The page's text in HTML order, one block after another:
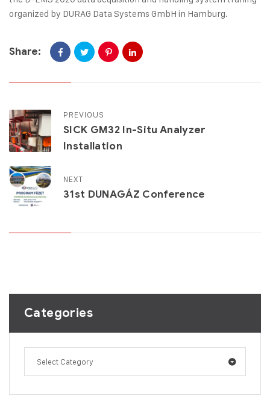
organized by DURAG Data Systems GmbH in Hamburg.
Share:
PREVIOUS
SICK GM32 In-Situ Analyzer
Installation
NEXT
31st DUNAGÁZ Conference
Categories
Select Category